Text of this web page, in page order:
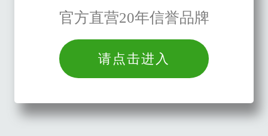
官方直营20年信誉品牌
请点击进入